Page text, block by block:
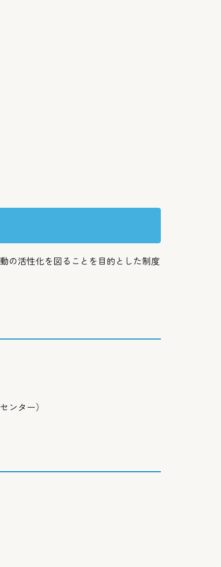
の活性化を図ることを目的とした制度
ンター）